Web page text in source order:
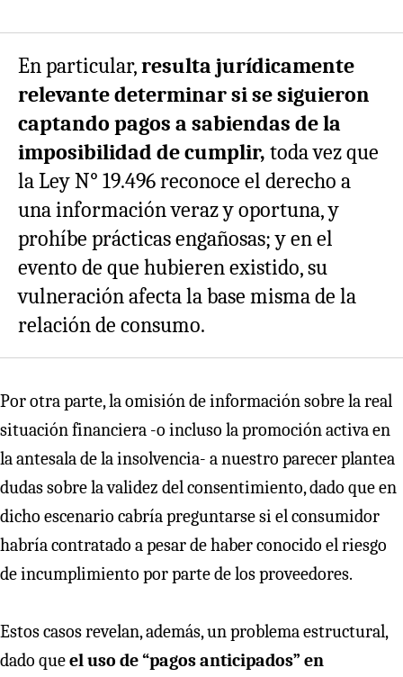
En particular,resulta jurídicamente
relevante determinar si se siguieron
captando pagos a sabiendas de la
imposibilidad de cumplir, toda vez que
la Ley N° 19.496 reconoce el derecho a
una información veraz y oportuna, y
prohíbe prácticas engañosas; y en el
evento de que hubieren existido, su
vulneración afecta la base misma de la
relación de consumo.
Por otra parte, la omisión de información sobre la real
situación financiera -o incluso la promoción activa en
la antesala de la insolvencia- a nuestro parecer plantea
dudas sobre la validez del consentimiento, dado que en
dicho escenario cabría preguntarse si el consumidor
habría contratado a pesar de haber conocido el riesgo
de incumplimiento por parte de los proveedores.
Estos casos revelan, además, un problema estructural,
dado queel uso de “pagos anticipados” en